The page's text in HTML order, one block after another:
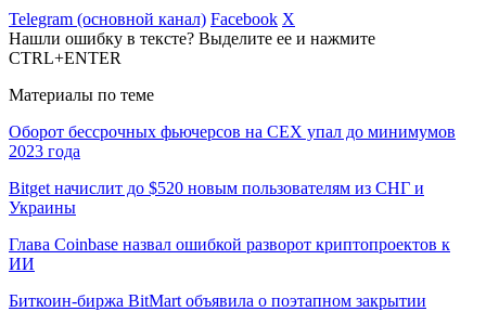
Telegram (основной канал) Facebook X
Нашли ошибку в тексте? Выделите ее и нажмите
CTRL+ENTER
Материалы по теме
Оборот бессрочных фьючерсов на CEX упал до минимумов
2023 года
Bitget начислит до $520 новым пользователям из СНГ и
Украины
Глава Coinbase назвал ошибкой разворот криптопроектов к
ИИ
Биткоин-биржа BitMart объявила о поэтапном закрытии